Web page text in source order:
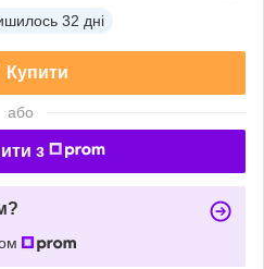
32 дні
Купити
або
з